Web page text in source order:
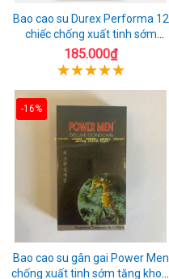
Bao cao su Durex Performa 12
chiếc chống xuất tinh sớm
chuẩn Thái Lan
185.000₫
-16%
Bao cao su gân gai Power Men
chống xuất tinh sớm tăng khoái